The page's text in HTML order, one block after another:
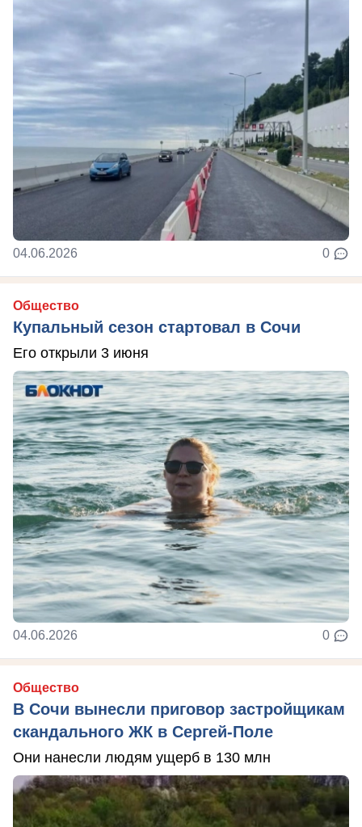
04.06.2026 0
Общество
Купальный сезон стартовал в Сочи
Его открыли 3 июня
04.06.2026 0
Общество
В Сочи вынесли приговор застройщикам
скандального ЖК в Сергей-Поле
Они нанесли людям ущерб в 130 млн